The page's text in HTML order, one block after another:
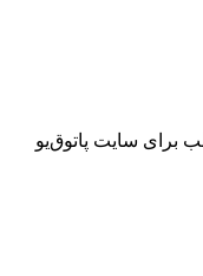
برای سایت پاتوق‌یو